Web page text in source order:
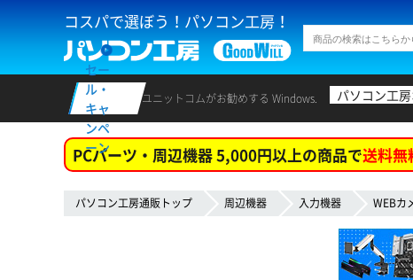
コスパで選ぼう！パソコン工房！
セー
ル・
キャ
ンペ
ーン
ユニットコムがお勧めする Windows. パソコン工
PCパーツ・周辺機器 5,000円以上の商品で送料無
パソコン工房通販トップ 周辺機器 入力機器 WEBカ